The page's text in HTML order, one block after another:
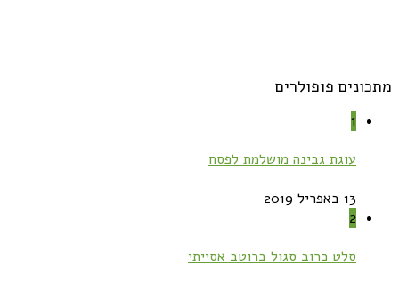
מתכונים פופולרים
1
עוגת גבינה מושלמת לפסח
13 באפריל 2019
2
סלט כרוב סגול ברוטב אסייתי